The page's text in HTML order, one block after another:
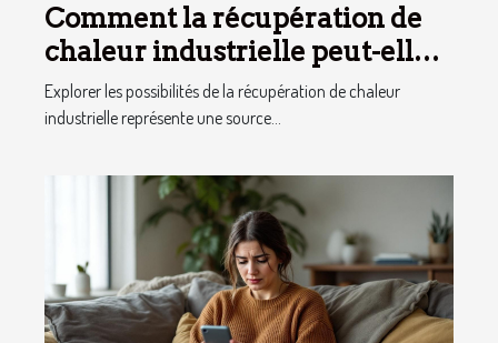
Comment la récupération de
chaleur industrielle peut-elle
chauffer des milliers de
logements ?
Explorer les possibilités de la récupération de chaleur
industrielle représente une source...